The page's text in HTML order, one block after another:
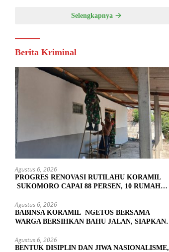
Selengkapnya
Berita Kriminal
Agustus 6, 2026
PROGRES RENOVASI RUTILAHU KORAMIL
SUKOMORO CAPAI 88 PERSEN, 10 RUMAH
Agustus 6, 2026
BABINSA KORAMIL NGETOS BERSAMA
WARGA BERSIHKAN BAHU JALAN, SIAPKAN
Agustus 6, 2026
BENTUK DISIPLIN DAN JIWA NASIONALISME,